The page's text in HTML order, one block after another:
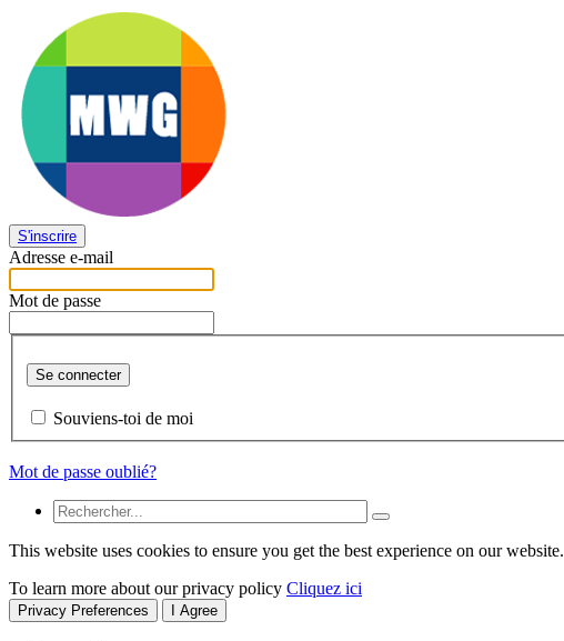
S'inscrire
Adresse e-mail
Mot de passe
Se connecter
Souviens-toi de moi
Mot de passe oublié?
This website uses cookies to ensure you get the best experience on our website.
To learn more about our privacy policy Cliquez ici
Privacy Preferences I Agree